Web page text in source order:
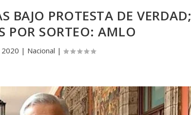
BAJO PROTESTA DE VERDAD;
POR SORTEO: AMLO
2020 | Nacional |